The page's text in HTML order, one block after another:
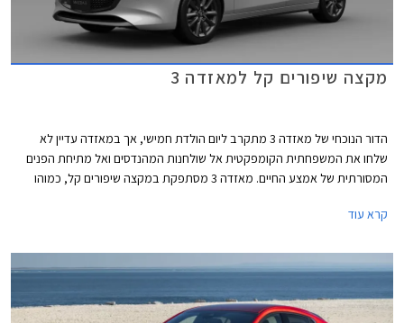
מקצה שיפורים קל למאזדה 3
הדור הנוכחי של מאזדה 3 מתקרב ליום הולדת חמישי, אך במאזדה עדיין לא
שלחו את המשפחתית הקומפקטית אל שולחנות המהנדסים ואל מתיחת הפנים
המסורתית של אמצע החיים. מאזדה 3 מסתפקת במקצה שיפורים קל, כמוהו
הדגמים המשודרגים יגיעו ליפן ולאוסטרליה, השוק האירופאי והאמריקאי יקבלו
קרא עוד